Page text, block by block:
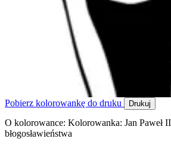
Pobierz kolorowankę do druku Drukuj
O kolorowance: Kolorowanka: Jan Paweł
błogosławieństwa